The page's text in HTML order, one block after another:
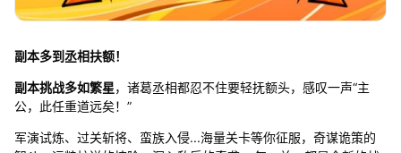
副本多到丞相扶额！
副本挑战多如繁星，诸葛丞相都忍不住要轻抚额头，感叹一声“主
公，此任重道远矣！”
军演试炼、过关斩将、蛮族入侵...海量关卡等你征服，奇谋诡策的